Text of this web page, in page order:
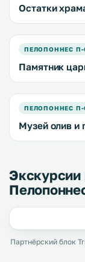
Остатки
ПЕЛОПОННЕС П-
Памятник
ПЕЛОПОННЕС П-
Музей олив и
Экскурсии
Партнёрский блок